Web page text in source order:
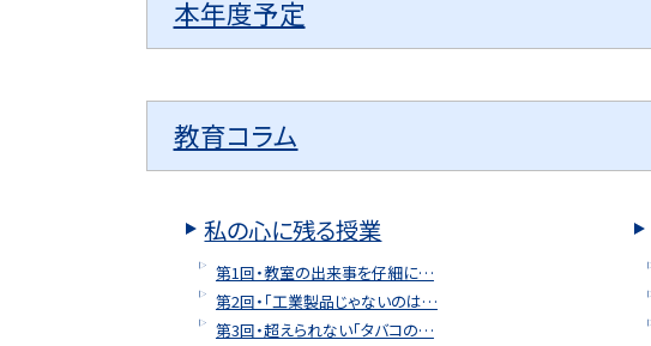
本年度予定
教育コラム
私の心に残る授業
第1回・教室の出来事を仔細に…
第2回・「工業製品じゃないのは…
第3回・超えられない「タバコの…